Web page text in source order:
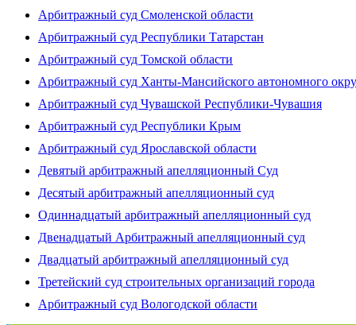
Арбитражный суд Смоленской области
Арбитражный суд Республики Татарстан
Арбитражный суд Томской области
Арбитражный суд Ханты-Мансийского автономного
Арбитражный суд Чувашской Республики-Чувашия
Арбитражный суд Республики Крым
Арбитражный суд Ярославской области
Девятый арбитражный апелляционный Суд
Десятый арбитражный апелляционный суд
Одиннадцатый арбитражный апелляционный суд
Двенадцатый Арбитражный апелляционный суд
Двадцатый арбитражный апелляционный суд
Третейский суд строительных организаций города
Арбитражный суд Вологодской области